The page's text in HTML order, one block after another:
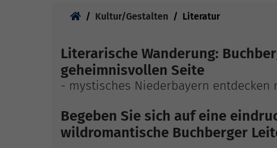
Kultur/Gestalten Literatur
Literarische Wanderung:
geheimnisvollen Seite
- mystisches Niederbayern
Begeben Sie sich auf eine
wildromantische Buchberger